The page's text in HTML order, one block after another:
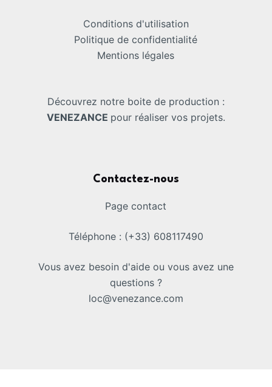
Conditions d'utilisation
Politique de confidentialité
Mentions légales
Découvrez notre boite de production :
VENEZANCE pour réaliser vos projets.
Contactez-nous
Page contact
Téléphone : (+33) 608117490
Vous avez besoin d'aide ou vous avez une
questions ?
loc@venezance.com